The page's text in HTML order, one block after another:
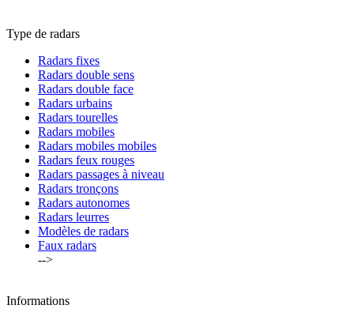
Type de radars
Radars fixes
Radars double sens
Radars double face
Radars urbains
Radars tourelles
Radars mobiles
Radars mobiles mobiles
Radars feux rouges
Radars passages à niveau
Radars tronçons
Radars autonomes
Radars leurres
Modèles de radars
Faux radars
-->
Informations